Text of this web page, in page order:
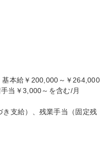
本給￥200,000～￥264,000
当￥3,000～を含む/月
支給）、残業手当（固定残